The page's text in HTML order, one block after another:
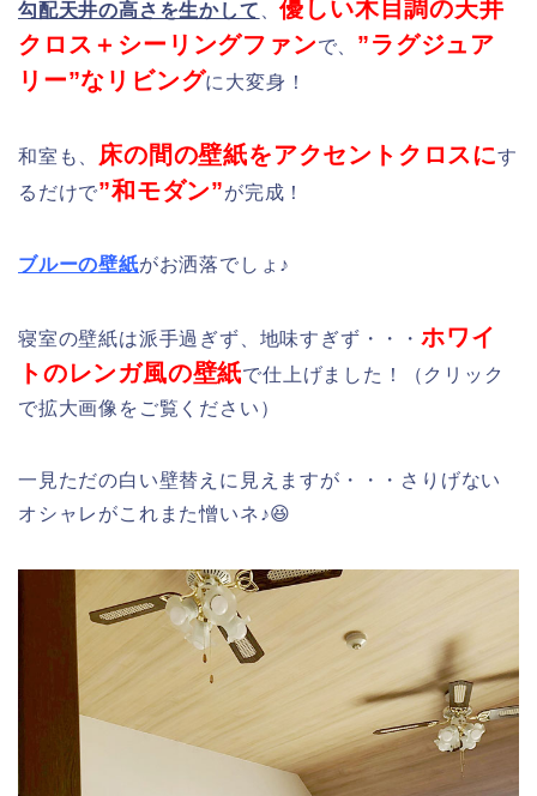
勾配天井の高さを生かして 、優しい木目調の天井
クロス＋シーリングファンで、 ”ラグジュア
リー”なリビングに大変身！
和室も、 床の間の壁紙をアクセントクロスにす
るだけで”和モダン”が完成！
ブルーの壁紙がお洒落でしょ♪
寝室の壁紙は派手過ぎず、地味すぎず・・・ ホワイ
トのレンガ風の壁紙で仕上げました！（クリック
で拡大画像をご覧ください）
一見ただの白い壁替えに見えますが・・・さりげない
オシャレがこれまた憎いネ♪😆